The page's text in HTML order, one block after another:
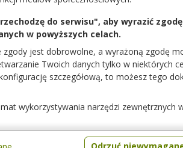
Biotynox
5 mg | 30 tabl. |
Biotinum
lek dostępny bez
do serwisu", aby wyrazić
w powyższych celach.
zgody jest dobrowolne, a wyrażoną zgodę
Twoich danych tylko w niektórych
szczegółową, to możesz tego
wykorzystywania narzędzi zewnętrznych